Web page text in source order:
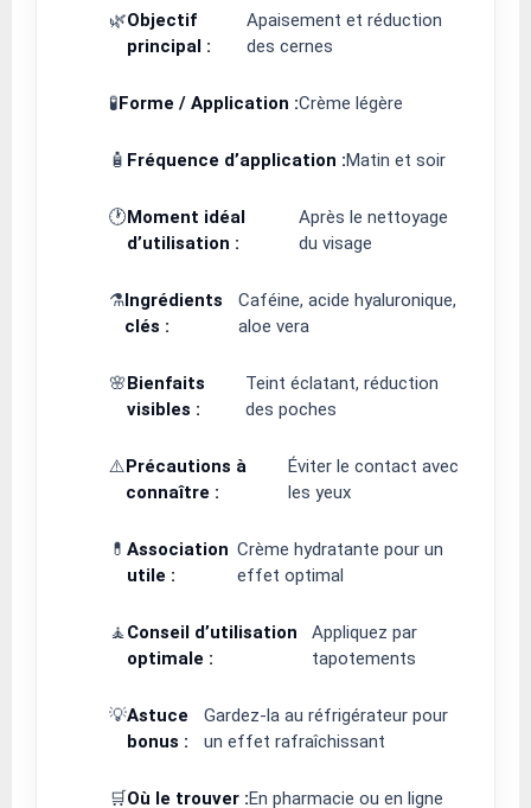
🌿Objectif
principal :
Apaisement et réduction
des cernes
🧪Forme / Application :Crème légère
🧴 Fréquence d’application :Matin et soir
🕐Moment idéal
d’utilisation :
Après le nettoyage
du visage
⚗️Ingrédients
clés :
Caféine, acide hyaluronique,
aloe vera
🌸Bienfaits
visibles :
Teint éclatant, réduction
des poches
⚠️Précautions à
connaître :
Éviter le contact avec
les yeux
💊 Association
utile :
Crème hydratante pour un
effet optimal
🧘Conseil d’utilisation
optimale :
Appliquez par
tapotements
💡Astuce
bonus :
Gardez-la au réfrigérateur pour
un effet rafraîchissant
🛒Où le trouver :En pharmacie ou en ligne